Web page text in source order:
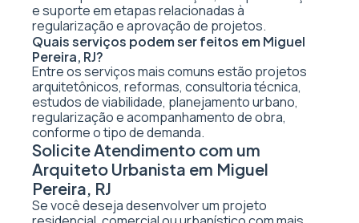
e suporte em etapas relacionadas à
regularização e aprovação de projetos.
Quais serviços podem ser feitos em Miguel
Pereira, RJ?
Entre os serviços mais comuns estão projetos
arquitetônicos, reformas, consultoria técnica,
estudos de viabilidade, planejamento urbano,
regularização e acompanhamento de obra,
conforme o tipo de demanda.
Solicite Atendimento com um
Arquiteto Urbanista em Miguel
Pereira, RJ
Se você deseja desenvolver um projeto